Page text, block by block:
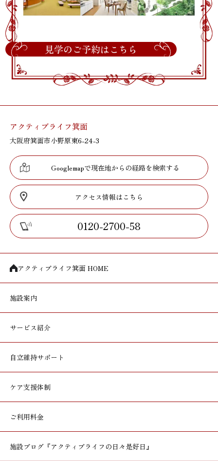
見学のご予約はこちら
アクティブライフ箕面
大阪府箕面市小野原東6-24-3
Googlemapで現在地からの経路を検索する
アクセス情報はこちら
0120-2700-58
アクティブライフ箕面 HOME
施設案内
サービス紹介
自立維持サポート
ケア支援体制
ご利用料金
施設ブログ 『アクティブライフの日々是好日』